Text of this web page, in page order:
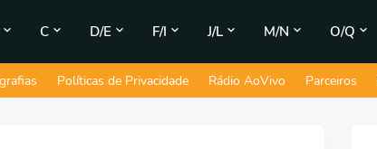
C D/E F/I J/L M/N O/Q
Políticas de Privacidade Rádio AoVivo Parceiros